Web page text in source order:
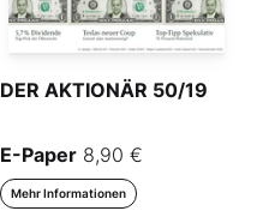
DER AKTIONÄR 50/19
E-Paper 8,90 €
Mehr Informationen